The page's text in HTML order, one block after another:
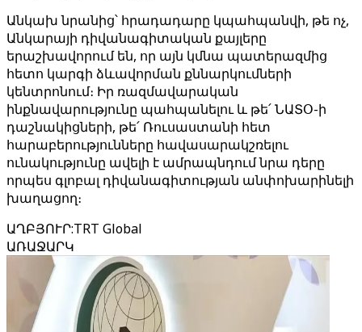
Անկախ նրանից՝ հրադադարը կպահպանվի, թե ոչ,
Անկարայի դիվանագիտական քայլերը
երաշխավորում են, որ այն կմնա պատերազմից
հետո կարգի ձևավորման քննարկումների
կենտրոնում։ Իր ռազմավարական
ինքնավարությունը պահպանելու և թե՛ ՆԱՏՕ-ի
դաշնակիցների, թե՛ Ռուսաստանի հետ
հարաբերությունները հավասարակշռելու
ունակությունը ավելի է ամրապնդում նրա դերը
որպես գլոբալ դիվանագիտության անփոխարինելի
խաղացող։
ԱՂԲՅՈՒՐ:TRT Global
ԱՌԱՋԱՐԿ